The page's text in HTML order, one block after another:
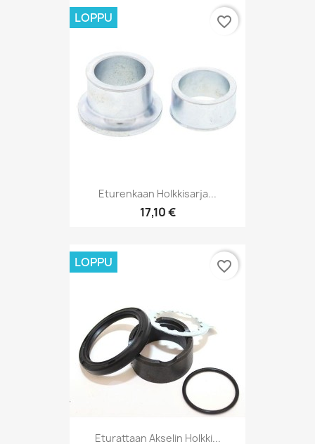
Eturenkaan Holkkisarja...
17,10 €
LOPPU favorite_border
Eturattaan Akselin Holkki...
LOPPU favorite_border